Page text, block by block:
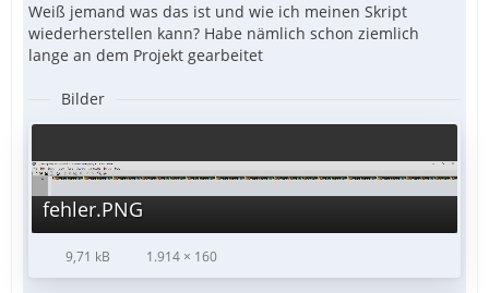
Weiß jemand was das ist und wie ich meinen Skript
wiederherstellen kann? Habe nämlich schon ziemlich
lange an dem Projekt gearbeitet
Bilder
fehler.PNG
9,71 kB 1.914 × 160